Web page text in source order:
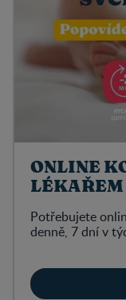
ONLINE
Potřebujete
denně, 7 dní v